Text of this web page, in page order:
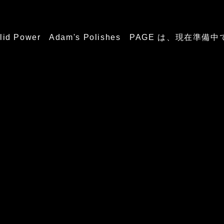
Power Adam's Polishes PAGE は、現在準備中